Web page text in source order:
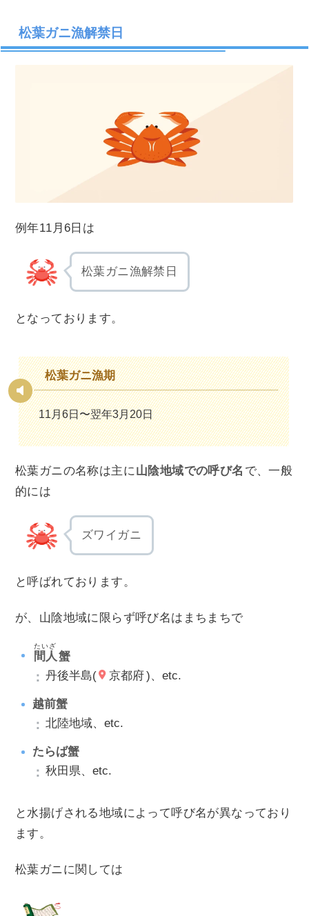
松葉ガニ漁解禁日
例年11月6日は
松葉ガニ漁解禁日
となっております。
松葉ガニ漁期
11月6日〜翌年3月20日
松葉ガニの名称は主に山陰地域での呼び名 で、一般
的には
ズワイガニ
と呼ばれております。
が、山陰地域に限らず呼び名はまちまちで
間人
たいざ
蟹
丹後半島(
京都府)、etc.
越前蟹
北陸地域、etc.
たらば蟹
秋田県、etc.
と水揚げされる地域によって呼び名が異なっており
ます。
松葉ガニに関しては